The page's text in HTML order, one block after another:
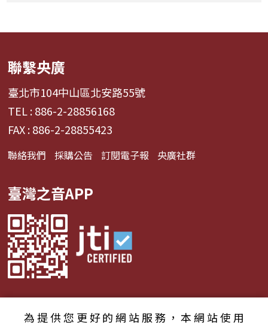
聯繫央廣
臺北市104中山區北安路55號
TEL : 886-2-28856168
FAX : 886-2-28855423
聯絡我們 採購公告 訂閱電子報 央廣社群
臺灣之音APP
為提供您更好的網站服務，本網站使用